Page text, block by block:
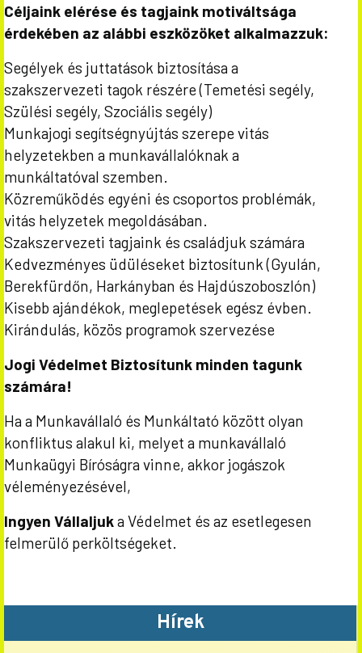
Hírek
Céljaink elérése és tagjaink motiváltsága
érdekében az alábbi eszközöket alkalmazzuk:
Segélyek és juttatások biztosítása a
szakszervezeti tagok részére (Temetési segély,
Szülési segély, Szociális segély)
Munkajogi segítségnyújtás szerepe vitás
helyzetekben a munkavállalóknak a
munkáltatóval szemben.
Közreműködés egyéni és csoportos problémák,
vitás helyzetek megoldásában.
Szakszervezeti tagjaink és családjuk számára
Kedvezményes üdüléseket biztosítunk (Gyulán,
Berekfürdőn, Harkányban és Hajdúszoboszlón)
Kisebb ajándékok, meglepetések egész évben.
Kirándulás, közös programok szervezése
Jogi Védelmet Biztosítunk minden tagunk
számára!
Ha a Munkavállaló és Munkáltató között olyan
konfliktus alakul ki, melyet a munkavállaló
Munkaügyi Bíróságra vinne, akkor jogászok
véleményezésével,
Ingyen Vállaljuka Védelmet és az esetlegesen
felmerülő perköltségeket.